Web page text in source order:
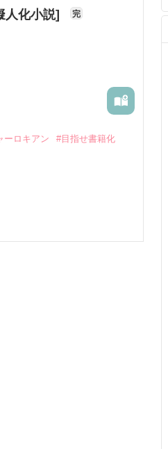
人化小説] 完
ーロキアン
#目指せ書籍化
]と当時から憎むべき家